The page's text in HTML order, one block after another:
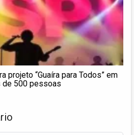
projeto “Guaíra para Todos” em
de 500 pessoas